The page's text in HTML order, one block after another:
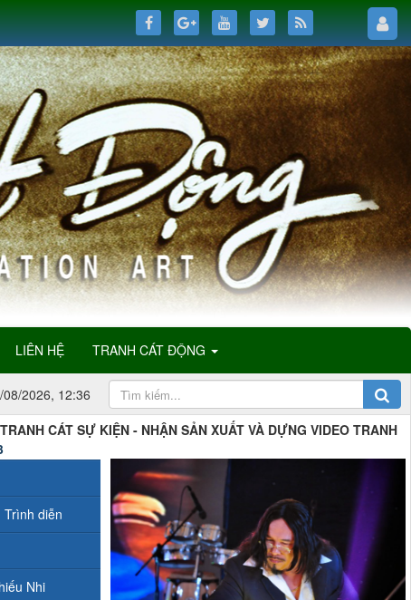
LIÊN HỆ TRANH CÁT ĐỘNG
2026, 12:36
CÁT SỰ KIỆN - NHẬN SẢN XUẤT VÀ DỰNG VIDEO TRANH
Trình diễn
Nhi